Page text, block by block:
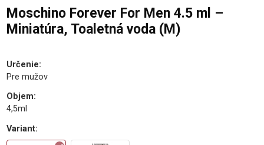
Moschino Forever For Men 4.5 ml –
Miniatúra, Toaletná voda (M)
Určenie:
Pre mužov
Objem:
4,5ml
Variant: